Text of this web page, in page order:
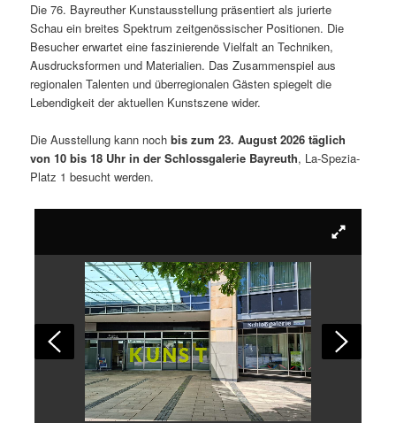
Die 76. Bayreuther Kunstausstellung präsentiert als jurierte
Schau ein breites Spektrum zeitgenössischer Positionen. Die
Besucher erwartet eine faszinierende Vielfalt an Techniken,
Ausdrucksformen und Materialien. Das Zusammenspiel aus
regionalen Talenten und überregionalen Gästen spiegelt die
Lebendigkeit der aktuellen Kunstszene wider.
Die Ausstellung kann nochbis zum 23. August 2026 täglich
von 10 bis 18 Uhr in der Schlossgalerie Bayreuth, La-Spezia-
Platz 1 besucht werden.